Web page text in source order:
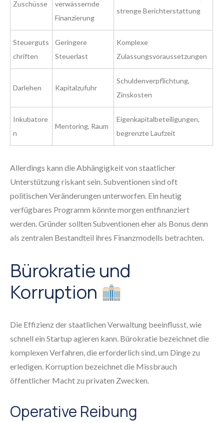
Zuschüsse
verwässernde
Finanzierung
strenge Berichterstattung
Steuerguts
chriften
Geringere
Steuerlast
Komplexe
Zulassungsvoraussetzungen
Darlehen Kapitalzufuhr
Schuldenverpflichtung,
Zinskosten
Inkubatore
n
Mentoring, Raum
Eigenkapitalbeteiligungen,
begrenzte Laufzeit
Allerdings kann die Abhängigkeit von staatlicher
Unterstützung riskant sein. Subventionen sind oft
politischen Veränderungen unterworfen. Ein heutig
verfügbares Programm könnte morgen entfinanziert
werden. Gründer sollten Subventionen eher als Bonus denn
als zentralen Bestandteil ihres Finanzmodells betrachten.
Bürokratie und
Korruption
Die Effizienz der staatlichen Verwaltung beeinflusst, wie
schnell ein Startup agieren kann. Bürokratie bezeichnet die
komplexen Verfahren, die erforderlich sind, um Dinge zu
erledigen. Korruption bezeichnet die Missbrauch
öffentlicher Macht zu privaten Zwecken.
Operative Reibung